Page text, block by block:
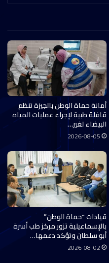
أمانة حماة الوطن بالجيزة تنظم
قافلة طبية لإجراء عمليات المياه
البيضاء لغير…
2026-08-05
قيادات “حماة الوطن”
بالإسماعيلية تزور مركز طب أسرة
أبو سلطان وتؤكد دعمها…
2026-08-02